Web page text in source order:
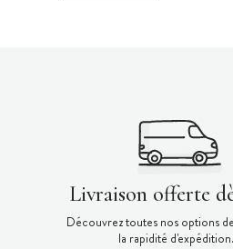
Livraison offerte
Découvrez toutes nos options
la rapidité d'expédition.